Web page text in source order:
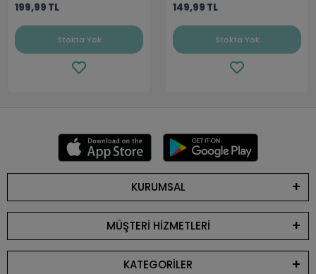
199,99 TL
Stokta Yok
149,99 TL
Stokta Yok
KURUMSAL
MÜŞTERİ HİZMETLERİ
KATEGORİLER